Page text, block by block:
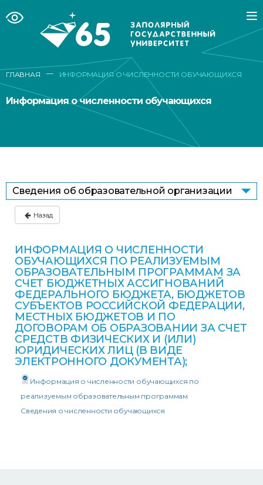
ГЛАВНАЯ — ИНФОРМАЦИЯ О ЧИСЛЕННОСТИ ОБУЧАЮЩИХСЯ
Информация о численности обучающихся
Сведения об образовательной организации
Назад
ИНФОРМАЦИЯ О ЧИСЛЕННОСТИ
ОБУЧАЮЩИХСЯ ПО РЕАЛИЗУЕМЫМ
ОБРАЗОВАТЕЛЬНЫМ ПРОГРАММАМ ЗА
СЧЕТ БЮДЖЕТНЫХ АССИГНОВАНИЙ
ФЕДЕРАЛЬНОГО БЮДЖЕТА, БЮДЖЕТОВ
СУБЪЕКТОВ РОССИЙСКОЙ ФЕДЕРАЦИИ,
МЕСТНЫХ БЮДЖЕТОВ И ПО
ДОГОВОРАМ ОБ ОБРАЗОВАНИИ ЗА СЧЕТ
СРЕДСТВ ФИЗИЧЕСКИХ И (ИЛИ)
ЮРИДИЧЕСКИХ ЛИЦ (В ВИДЕ
ЭЛЕКТРОННОГО ДОКУМЕНТА);
Информация о численности обучающихся по
реализуемым образовательным программам
Сведения о численности обучающихся